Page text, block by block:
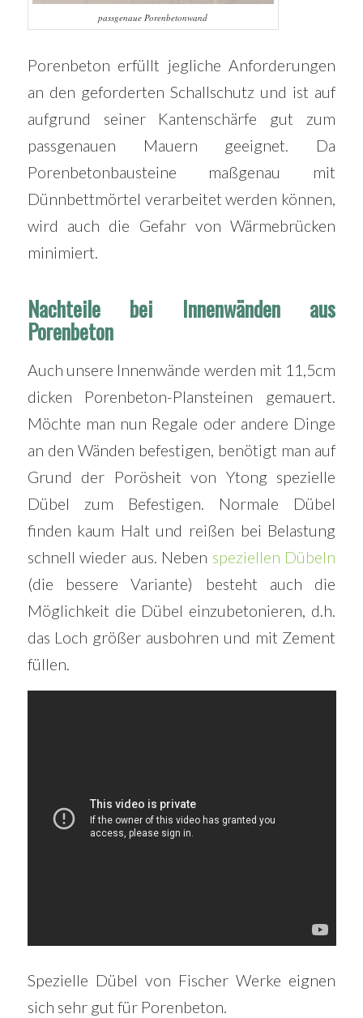
passgenaue Porenbetonwand
Porenbeton erfüllt jegliche Anforderungen
an den geforderten Schallschutz und ist auf
aufgrund seiner Kantenschärfe gut zum
passgenauen Mauern geeignet. Da
Porenbetonbausteine maßgenau mit
Dünnbettmörtel verarbeitet werden können,
wird auch die Gefahr von Wärmebrücken
minimiert.
Nachteile bei Innenwänden aus
Porenbeton
Auch unsere Innenwände werden mit 11,5cm
dicken Porenbeton-Plansteinen gemauert.
Möchte man nun Regale oder andere Dinge
an den Wänden befestigen, benötigt man auf
Grund der Porösheit von Ytong spezielle
Dübel zum Befestigen. Normale Dübel
finden kaum Halt und reißen bei Belastung
schnell wieder aus. Neben speziellen Dübeln
(die bessere Variante) besteht auch die
Möglichkeit die Dübel einzubetonieren, d.h.
das Loch größer ausbohren und mit Zement
füllen.
Spezielle Dübel von Fischer Werke eignen
sich sehr gut für Porenbeton.